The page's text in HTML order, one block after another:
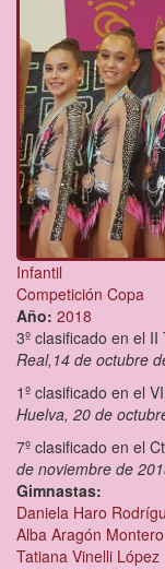
Infantil
Competición Copa
Año: 2018
3º clasificado en el
Real,14 de octubre
1º clasificado en el
Huelva, 20 de
7º clasificado en el
de noviembre de
Gimnastas:
Daniela Haro
Alba Aragón Montero
Tatiana Vinelli López